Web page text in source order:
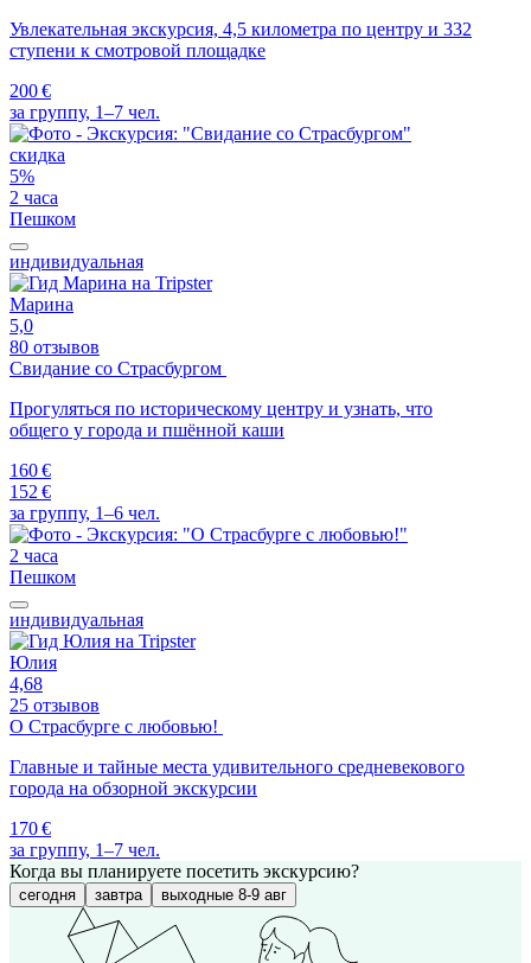
Увлекательная экскурсия, 4,5 километра по центру и 332
ступени к смотровой площадке
200 €
за группу, 1–7 чел.
скидка
5%
2 часа
Пешком
индивидуальная
Марина
5,0
80 отзывов
Свидание со Страсбургом
Прогуляться по историческому центру и узнать, что
общего у города и пшённой каши
160 €
152 €
за группу, 1–6 чел.
2 часа
Пешком
индивидуальная
Юлия
4,68
25 отзывов
О Страсбурге с любовью!
Главные и тайные места удивительного средневекового
города на обзорной экскурсии
170 €
за группу, 1–7 чел.
Когда вы планируете посетить экскурсию?
сегодня завтра выходные 8-9 авг